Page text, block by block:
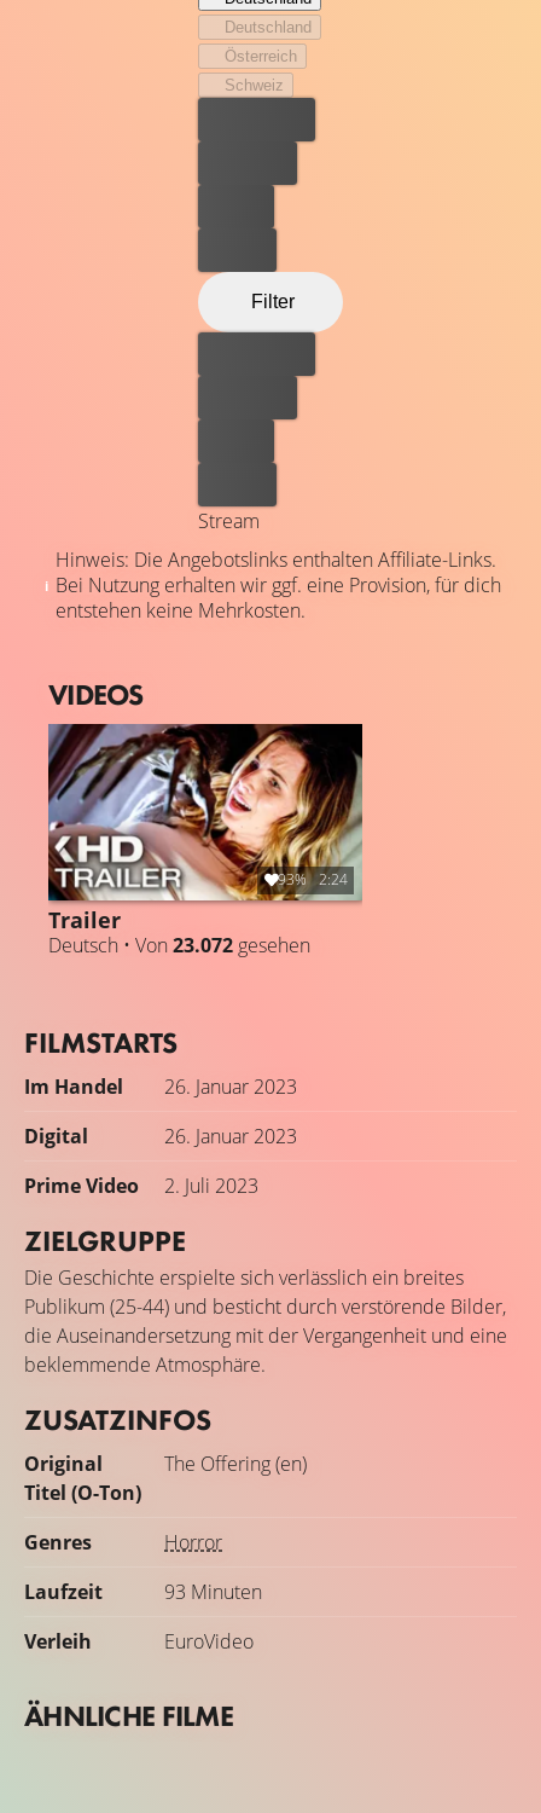
entfesselt, das einen finsteren Plan für sein ungeborenes
Deutschland
Österreich
Schweiz
Filter
Stream
Hinweis: Die Angebotslinks enthalten Affiliate-Links.
Bei Nutzung erhalten wir ggf. eine Provision, für dich
entstehen keine Mehrkosten.
VIDEOS
93% 2:24
Trailer
Deutsch • Von23.072 gesehen
FILMSTARTS
Im Handel
26. Januar 2023
Digital
26. Januar 2023
Prime Video
2. Juli 2023
ZIELGRUPPE
Die Geschichte erspielte sich verlässlich ein breites
Publikum (25-44) und besticht durch verstörende Bilder,
die Auseinandersetzung mit der Vergangenheit und eine
beklemmende Atmosphäre.
ZUSATZINFOS
Original
Titel (O-Ton)
The Offering (en)
Genres
Horror
Laufzeit
93 Minuten
Verleih
EuroVideo
ÄHNLICHE FILME